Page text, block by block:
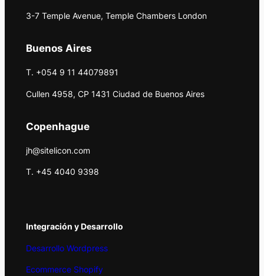
3-7 Temple Avenue, Temple Chambers London
Buenos Aires
T. +054 9 11 44079891
Cullen 4958, CP 1431 Ciudad de Buenos Aires
Copenhague
jh@sitelicon.com
T. +45 4040 9398
Integración y Desarrollo
Desarrollo Wordpress
Ecommerce Shopify